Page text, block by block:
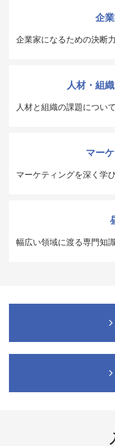
企
企業家になるための決断
人材・組
人材と組織の課題につい
マー
マーケティングを深く学
幅広い領域に渡る専門知